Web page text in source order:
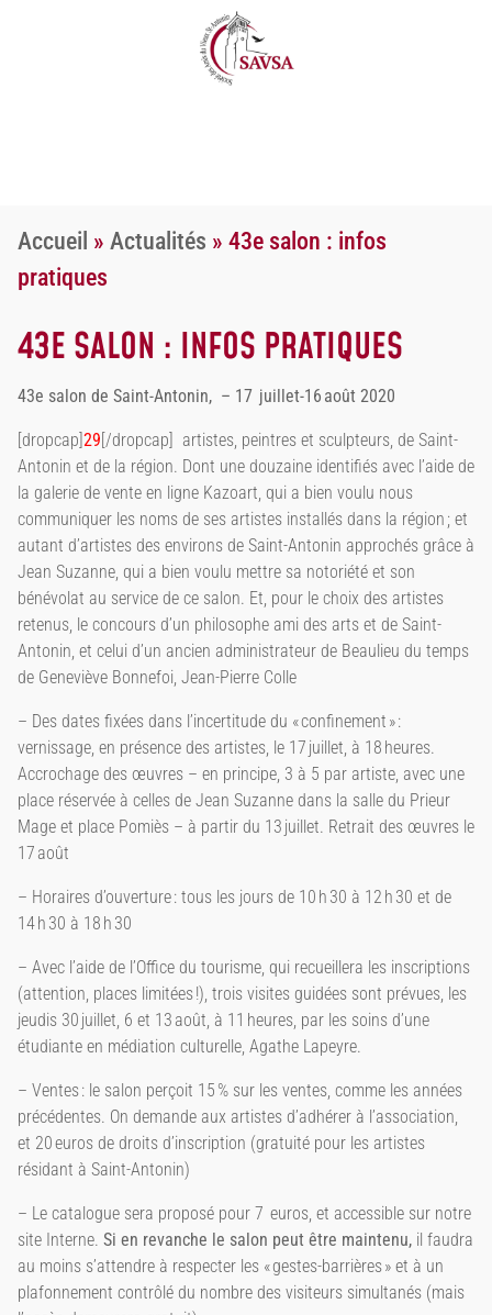
Accueil » Actualités » 43e salon : infos
pratiques
43E SALON : INFOS PRATIQUES
43e salon de Saint-Antonin, – 17 juillet-16 août 2020
[dropcap]29[/dropcap] artistes, peintres et sculpteurs, de Saint-
Antonin et de la région. Dont une douzaine identifiés avec l’aide de
la galerie de vente en ligne Kazoart, qui a bien voulu nous
communiquer les noms de ses artistes installés dans la région ; et
autant d’artistes des environs de Saint-Antonin approchés grâce à
Jean Suzanne, qui a bien voulu mettre sa notoriété et son
bénévolat au service de ce salon. Et, pour le choix des artistes
retenus, le concours d’un philosophe ami des arts et de Saint-
Antonin, et celui d’un ancien administrateur de Beaulieu du temps
de Geneviève Bonnefoi, Jean-Pierre Colle
– Des dates fixées dans l’incertitude du « confinement » :
vernissage, en présence des artistes, le 17 juillet, à 18 heures.
Accrochage des œuvres – en principe, 3 à 5 par artiste, avec une
place réservée à celles de Jean Suzanne dans la salle du Prieur
Mage et place Pomiès – à partir du 13 juillet. Retrait des œuvres le
17 août
– Horaires d’ouverture : tous les jours de 10 h 30 à 12 h 30 et de
14 h 30 à 18 h 30
– Avec l’aide de l’Office du tourisme, qui recueillera les inscriptions
(attention, places limitées !), trois visites guidées sont prévues, les
jeudis 30 juillet, 6 et 13 août, à 11 heures, par les soins d’une
étudiante en médiation culturelle, Agathe Lapeyre.
– Ventes : le salon perçoit 15 % sur les ventes, comme les années
précédentes. On demande aux artistes d’adhérer à l’association,
et 20 euros de droits d’inscription (gratuité pour les artistes
résidant à Saint-Antonin)
– Le catalogue sera proposé pour 7 euros, et accessible sur notre
site Interne. Si en revanche le salon peut être maintenu, il faudra
au moins s’attendre à respecter les « gestes-barrières » et à un
plafonnement contrôlé du nombre des visiteurs simultanés (mais